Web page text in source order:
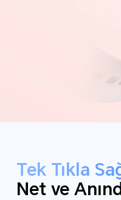
Tek Tıkla
Net ve